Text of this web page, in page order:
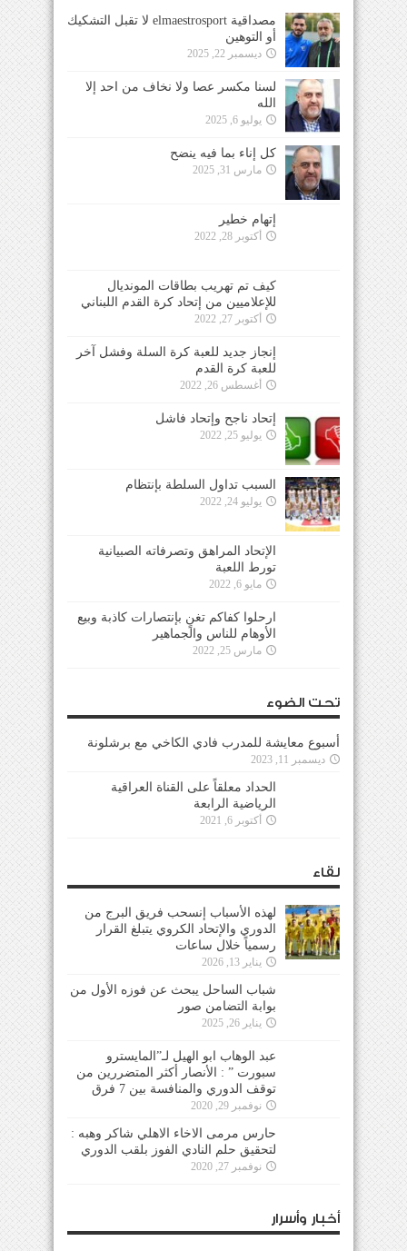
مصداقية elmaestrosport لا تقبل التشكيك
أو التوهين
ديسمبر 22, 2025
لسنا مكسر عصا ولا نخاف من احد إلا
الله
يوليو 6, 2025
كل إناء بما فيه ينضح
مارس 31, 2025
إتهام خطير
أكتوبر 28, 2022
كيف تم تهريب بطاقات المونديال
للإعلاميين من إتحاد كرة القدم اللبناني
أكتوبر 27, 2022
إنجاز جديد للعبة كرة السلة وفشل آخر
للعبة كرة القدم
أغسطس 26, 2022
إتحاد ناجح وإتحاد فاشل
يوليو 25, 2022
السبب تداول السلطة بإنتظام
يوليو 24, 2022
الإتحاد المراهق وتصرفاته الصبيانية
تورط اللعبة
مايو 6, 2022
ارحلوا كفاكم تغنٍ بإنتصارات كاذبة وبيع
الأوهام للناس والجماهير
مارس 25, 2022
تحت الضوء
أسبوع معايشة للمدرب فادي الكاخي مع برشلونة
ديسمبر 11, 2023
الحداد معلقاً على القناة العراقية
الرياضية الرابعة
أكتوبر 6, 2021
لقاء
لهذه الأسباب إنسحب فريق البرج من
الدوري والإتحاد الكروي يتبلغ القرار
رسمياً خلال ساعات
يناير 13, 2026
شباب الساحل يبحث عن فوزه الأول من
بوابة التضامن صور
يناير 26, 2025
عبد الوهاب ابو الهيل لـ”المايسترو
سبورت ” : الأنصار أكثر المتضررين من
توقف الدوري والمنافسة بين 7 فرق
نوفمبر 29, 2020
حارس مرمى الاخاء الاهلي شاكر وهبه :
لتحقيق حلم النادي الفوز بلقب الدوري
نوفمبر 27, 2020
أخبار وأسرار